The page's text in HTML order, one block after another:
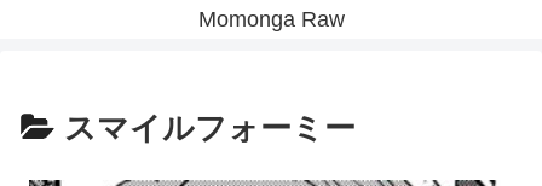
Momonga Raw
スマイルフォーミー